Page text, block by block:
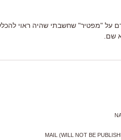
על "מפטיר" שחשבתי שהיה ראוי
שם.
MAIL (WILL NOT BE